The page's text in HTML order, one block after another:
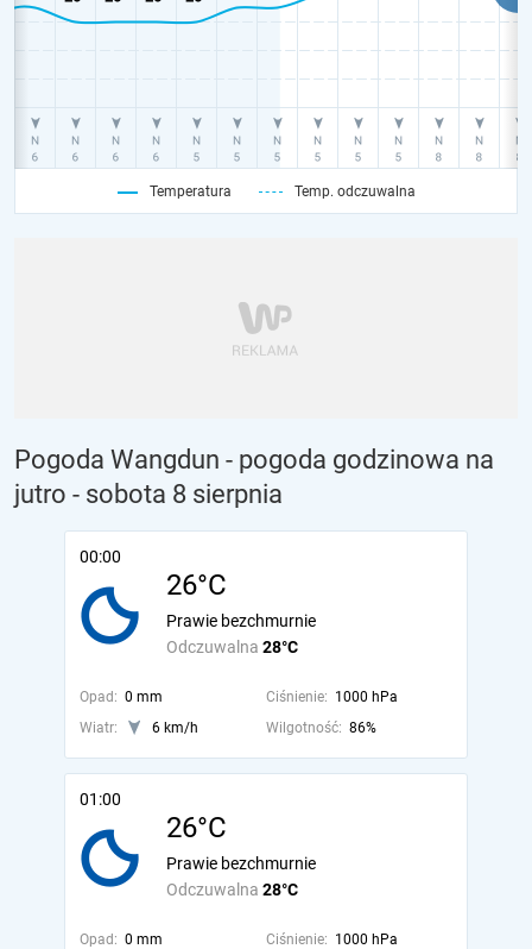
Temperatura Temp. odczuwalna
Pogoda Wangdun - pogoda godzinowa na
jutro - sobota 8 sierpnia
00:00
26°C
Odczuwalna 28°C
Prawie bezchmurnie
Opad: 0 mm Ciśnienie: 1000 hPa
Wiatr:
6 km/h Wilgotność: 86%
01:00
26°C
Odczuwalna 28°C
Prawie bezchmurnie
Opad: 0 mm Ciśnienie: 1000 hPa